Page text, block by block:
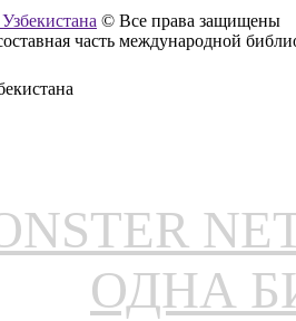
© Все права защищены
часть международной
ОДНА